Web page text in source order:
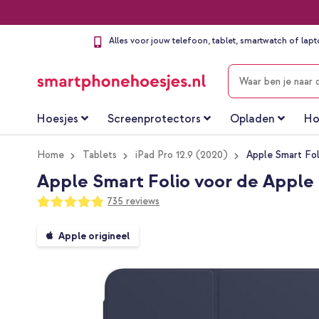
Alles voor jouw telefoon, tablet, smartwatch of
ZOEKEN
Hoesjes Screenprotectors Opladen
Home Tablets iPad Pro 12.9 (2020) Apple Smart
Apple Smart Folio voor de Apple
Waardering:
97
100
735 reviews
Ga
naar
Apple origineel